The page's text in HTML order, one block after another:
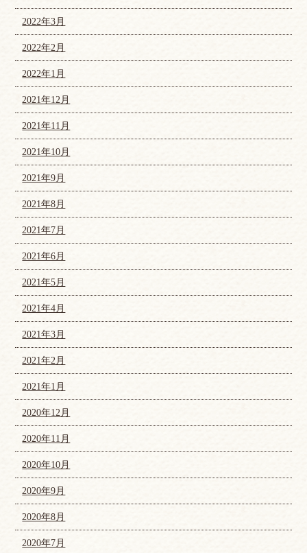
2022年3月
2022年2月
2022年1月
2021年12月
2021年11月
2021年10月
2021年9月
2021年8月
2021年7月
2021年6月
2021年5月
2021年4月
2021年3月
2021年2月
2021年1月
2020年12月
2020年11月
2020年10月
2020年9月
2020年8月
2020年7月